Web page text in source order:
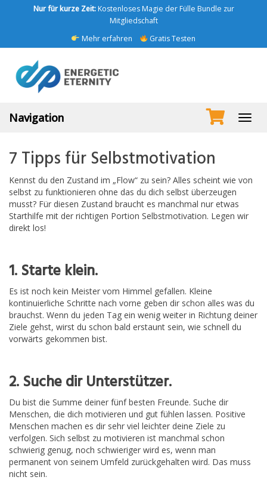
Nur für kurze Zeit:Kostenloses Magie der Fülle Bundle zur
Mitgliedschaft
Mehr erfahren
Gratis Testen
Navigation
7 Tipps für Selbstmotivation
Kennst du den Zustand im „Flow“ zu sein? Alles scheint wie von
selbst zu funktionieren ohne das du dich selbst überzeugen
musst? Für diesen Zustand braucht es manchmal nur etwas
Starthilfe mit der richtigen Portion Selbstmotivation. Legen wir
direkt los!
1. Starte klein.
Es ist noch kein Meister vom Himmel gefallen. Kleine
kontinuierliche Schritte nach vorne geben dir schon alles was du
brauchst. Wenn du jeden Tag ein wenig weiter in Richtung deiner
Ziele gehst, wirst du schon bald erstaunt sein, wie schnell du
vorwärts gekommen bist.
2. Suche dir Unterstützer.
Du bist die Summe deiner fünf besten Freunde. Suche dir
Menschen, die dich motivieren und gut fühlen lassen. Positive
Menschen machen es dir sehr viel leichter deine Ziele zu
verfolgen. Sich selbst zu motivieren ist manchmal schon
schwierig genug, noch schwieriger wird es, wenn man
permanent von seinem Umfeld zurückgehalten wird. Das muss
nicht sein.